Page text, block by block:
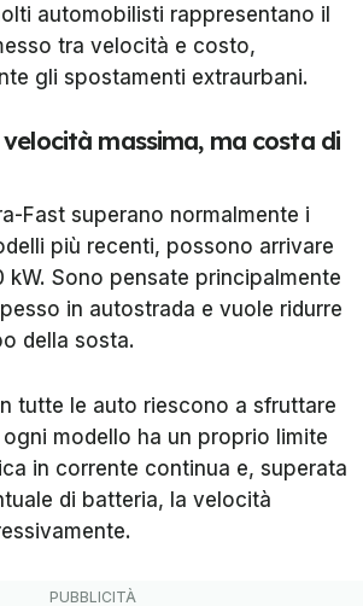
automobilisti rappresentano il
tra velocità e costo,
gli spostamenti extraurbani.
massima, ma costa di
Fast superano normalmente i
più recenti, possono arrivare
kW. Sono pensate principalmente
in autostrada e vuole ridurre
della sosta.
tutte le auto riescono a sfruttare
modello ha un proprio limite
in corrente continua e, superata
di batteria, la velocità